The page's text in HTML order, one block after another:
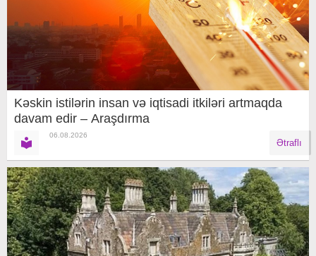
Kəskin istilərin insan və iqtisadi itkiləri artmaqda
davam edir – Araşdırma
06.08.2026
Ətraflı